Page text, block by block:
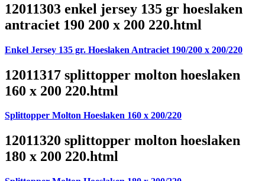
12011303 enkel jersey 135 gr hoeslaken
antraciet 190 200 x 200 220.html
Enkel Jersey 135 gr. Hoeslaken Antraciet 190/200 x 200/220
12011317 splittopper molton hoeslaken
160 x 200 220.html
Splittopper Molton Hoeslaken 160 x 200/220
12011320 splittopper molton hoeslaken
180 x 200 220.html